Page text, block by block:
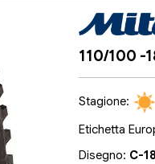
110/100 -
Stagione:
Etichetta
Disegno: C-